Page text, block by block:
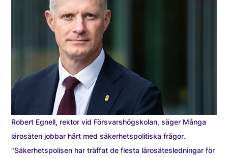
Robert Egnell, rektor vid Försvarshögskolan, säger Många
lärosäten jobbar hårt med säkerhetspolitiska frågor.
"Säkerhetspolisen har träffat de flesta lärosätesledningar för